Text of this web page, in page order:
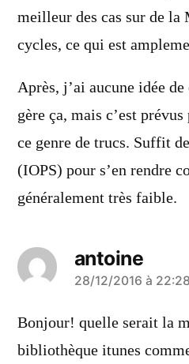
meilleur des cas sur de la
cycles, ce qui est
Après, j’ai aucune idée
gère ça, mais c’est
ce genre de trucs. Suffit
(IOPS) pour s’en rendre
généralement très faible.
antoine
a
dit :
28/12/2016 à 22:28
Bonjour! quelle serait la
bibliothèque itunes